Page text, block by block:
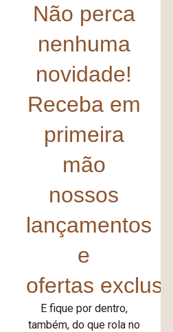
Não perca
nenhuma
novidade!
Receba em
primeira
mão
nossos
lançamentos
e
ofertas
E fique por dentro,
também, do que rola no